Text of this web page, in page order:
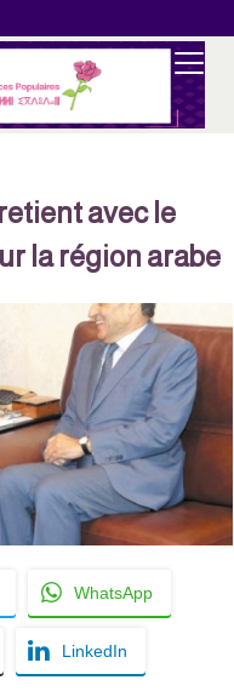
avec le
la région arabe
WhatsApp
LinkedIn